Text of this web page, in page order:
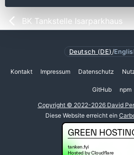
BK Tankstelle Isarparkhaus
Deutsch (DE) /
Kontakt Impressum Datenschutz
GitHub npm
Copyright © 2022-2026 David
Diese Website erreicht ein